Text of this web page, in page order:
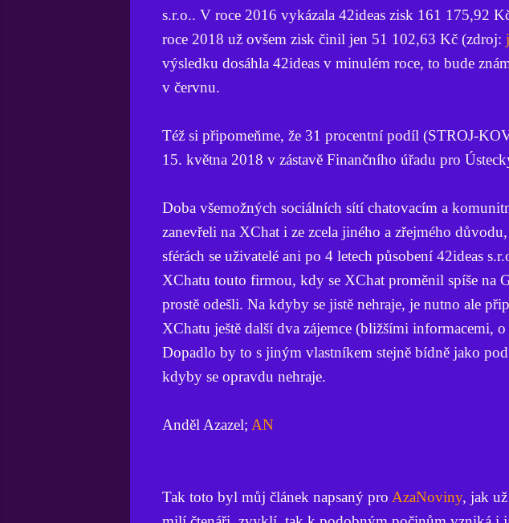
s.r.o.. V roce 2016 vykázala 42ideas zisk 161 175,92
roce 2018 už ovšem zisk činil jen 51 102,63 Kč (zdroj:
výsledku dosáhla 42ideas v minulém roce, to bude
v červnu.
Též si připomeňme, že 31 procentní podíl (STROJ-
15. května 2018 v zástavě Finančního úřadu pro
Doba všemožných sociálních sítí chatovacím a
zanevřeli na XChat i ze zcela jiného a zřejmého
sférách se uživatelé ani po 4 letech působení 42ideas
XChatu touto firmou, kdy se XChat proměnil spíše na
prostě odešli. Na kdyby se jistě nehraje, je nutno ale
XChatu ještě další dva zájemce (bližšími informacemi,
Dopadlo by to s jiným vlastníkem stejně bídně jako
kdyby se opravdu nehraje.
Anděl Azazel; AN
Tak toto byl můj článek napsaný pro AzaNoviny, jak